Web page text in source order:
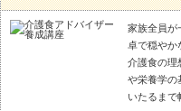
家族全員が
卓で穏やか
介護食の理
や栄養学の
いたるまで